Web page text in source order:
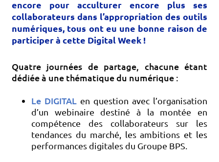
encore pour acculturer encore plus ses
collaborateurs dans l’appropriation des outils
numériques, tous ont eu une bonne raison de
participer à cette Digital Week !
Quatre journées de partage, chacune étant
dédiée à une thématique du numérique :
Le DIGITAL en question avec l’organisation
d’un webinaire destiné à la montée en
compétence des collaborateurs sur les
tendances du marché , les ambitions et les
performances digitales du Groupe BPS.